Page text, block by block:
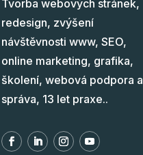
Tvorba webových stránek,
redesign, zvýšení
návštěvnosti www, SEO,
online marketing, grafika,
školení, webová podpora a
správa, 13 let praxe..